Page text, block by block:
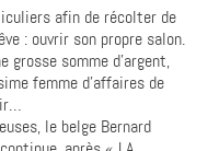
afin de récolter de
: ouvrir son propre salon.
somme d’argent,
femme d’affaires de
le belge Bernard